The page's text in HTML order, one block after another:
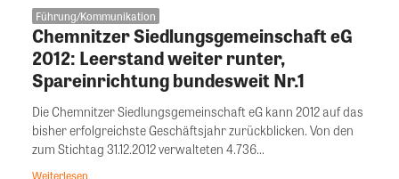
Führung/Kommunikation
Chemnitzer Siedlungsgemeinschaft eG
2012: Leerstand weiter runter,
Spareinrichtung bundesweit Nr.1
Die Chemnitzer Siedlungsgemeinschaft eG kann 2012 auf das
bisher erfolgreichste Geschäftsjahr zurückblicken. Von den
zum Stichtag 31.12.2012 verwalteten 4.736...
Weiterlesen